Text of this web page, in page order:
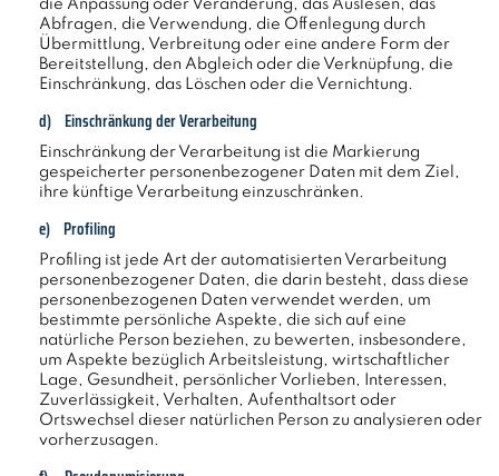
die Anpassung oder Veränderung, das Auslesen, das
Abfragen, die Verwendung, die Offenlegung durch
Übermittlung, Verbreitung oder eine andere Form der
Bereitstellung, den Abgleich oder die Verknüpfung, die
Einschränkung, das Löschen oder die Vernichtung.
d) Einschränkung der Verarbeitung
Einschränkung der Verarbeitung ist die Markierung
gespeicherter personenbezogener Daten mit dem Ziel,
ihre künftige Verarbeitung einzuschränken.
e) Profiling
Profiling ist jede Art der automatisierten Verarbeitung
personenbezogener Daten, die darin besteht, dass diese
personenbezogenen Daten verwendet werden, um
bestimmte persönliche Aspekte, die sich auf eine
natürliche Person beziehen, zu bewerten, insbesondere,
um Aspekte bezüglich Arbeitsleistung, wirtschaftlicher
Lage, Gesundheit, persönlicher Vorlieben, Interessen,
Zuverlässigkeit, Verhalten, Aufenthaltsort oder
Ortswechsel dieser natürlichen Person zu analysieren oder
vorherzusagen.